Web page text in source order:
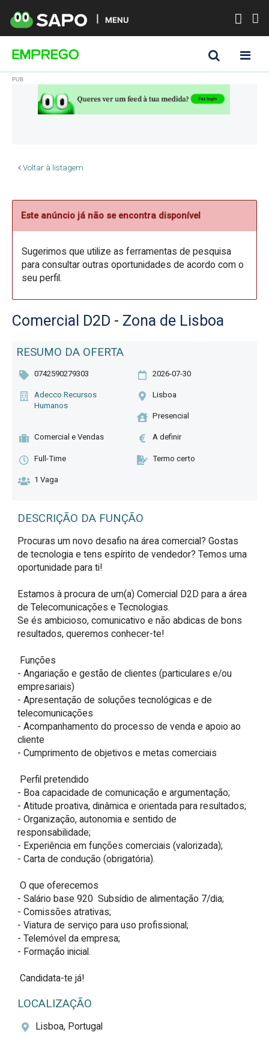
MENU
Voltar à listagem
Este anúncio já não se encontra disponível
Sugerimos que utilize as ferramentas de pesquisa
para consultar outras oportunidades de acordo com o
seu perfil.
Comercial D2D - Zona de Lisboa
RESUMO DA OFERTA
0742590279303 2026-07-30
Adecco Recursos
Humanos
Lisboa
Presencial
Comercial e Vendas A definir
Full-Time Termo certo
1 Vaga
DESCRIÇÃO DA FUNÇÃO
Procuras um novo desafio na área comercial? Gostas
de tecnologia e tens espírito de vendedor? Temos uma
oportunidade para ti!
Estamos à procura de um(a) Comercial D2D para a área
de Telecomunicações e Tecnologias.
Se és ambicioso, comunicativo e não abdicas de bons
resultados, queremos conhecer-te!
- Angariação e gestão de clientes (particulares e/ou
empresariais)
- Apresentação de soluções tecnológicas e de
telecomunicações
- Acompanhamento do processo de venda e apoio ao
cliente
- Cumprimento de objetivos e metas comerciais
- Boa capacidade de comunicação e argumentação;
- Atitude proativa, dinâmica e orientada para resultados;
- Organização, autonomia e sentido de
responsabilidade;
- Experiência em funções comerciais (valorizada);
- Carta de condução (obrigatória).
O que oferecemos
- Salário base 920  Subsídio de alimentação 7/dia;
- Comissões atrativas;
- Viatura de serviço para uso profissional;
- Telemóvel da empresa;
- Formação inicial.
Candidata-te já!
LOCALIZAÇÃO
Lisboa, Portugal